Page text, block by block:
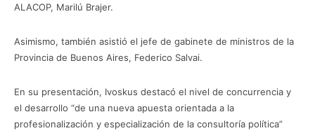
ALACOP, Marilú Brajer.
Asimismo, también asistió el jefe de gabinete de ministros de la
Provincia de Buenos Aires, Federico Salvai.
En su presentación, Ivoskus destacó el nivel de concurrencia y
el desarrollo “de una nueva apuesta orientada a la
profesionalización y especialización de la consultoría política”